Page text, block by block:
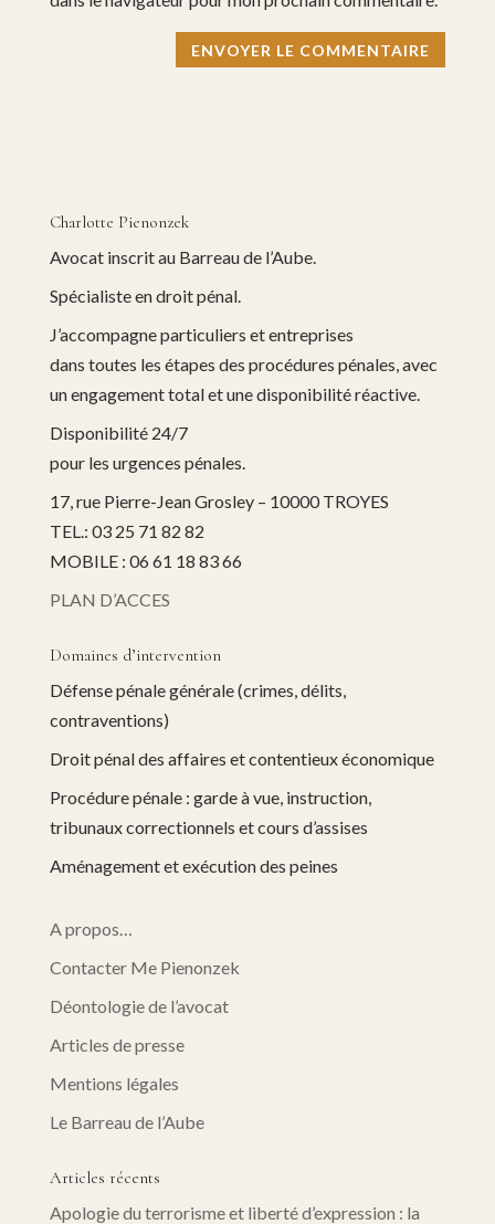
Charlotte Pienonzek
Avocat inscrit au Barreau de l’Aube.
Spécialiste en droit pénal.
J’accompagne particuliers et entreprises
dans toutes les étapes des procédures pénales, avec
un engagement total et une disponibilité réactive.
Disponibilité 24/7
pour les urgences pénales.
17, rue Pierre-Jean Grosley – 10000 TROYES
TEL.: 03 25 71 82 82
MOBILE : 06 61 18 83 66
PLAN D’ACCES
Domaines d’intervention
Défense pénale générale (crimes, délits,
contraventions)
Droit pénal des affaires et contentieux économique
Procédure pénale : garde à vue, instruction,
tribunaux correctionnels et cours d’assises
Aménagement et exécution des peines
A propos…
Contacter Me Pienonzek
Déontologie de l’avocat
Articles de presse
Mentions légales
Le Barreau de l’Aube
Articles récents
Apologie du terrorisme et liberté d’expression : la